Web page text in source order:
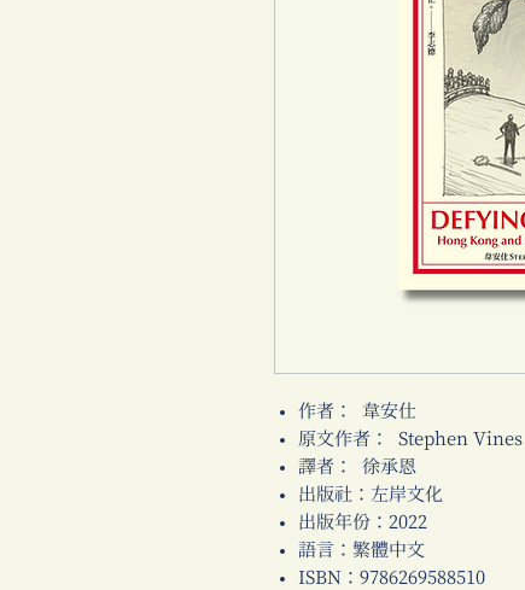
作者： 韋安仕
原文作者： Stephen Vines
譯者： 徐承恩
出版社：左岸文化
出版年份：2022
語言：繁體中文
ISBN：9786269588510